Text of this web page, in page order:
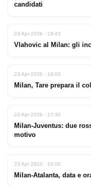
candidati
23 Apr 2026 · 19:43
Vlahovic al Milan: gli
23 Apr 2026 · 19:00
Milan, Tare prepara il
23 Apr 2026 · 17:30
Milan-Juventus: due
motivo
23 Apr 2026 · 16:00
Milan-Atalanta, data e